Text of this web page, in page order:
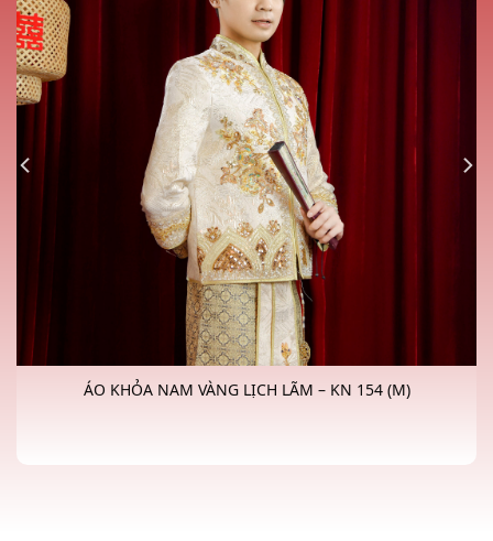
ÁO KHỎA NAM VÀNG LỊCH LÃM – KN 154 (M)